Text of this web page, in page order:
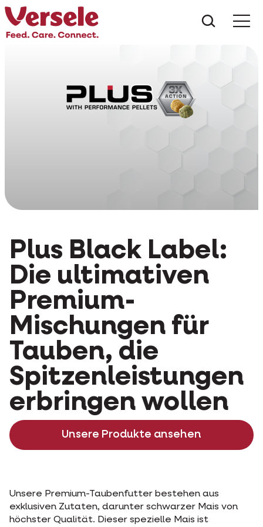
Plus Black Label:
Die ultimativen
Premium-
Mischungen für
Tauben, die
Spitzenleistungen
erbringen wollen
Unsere Produkte ansehen
Unsere Premium-Taubenfutter bestehen aus
exklusiven Zutaten, darunter schwarzer Mais von
höchster Qualität. Dieser spezielle Mais ist